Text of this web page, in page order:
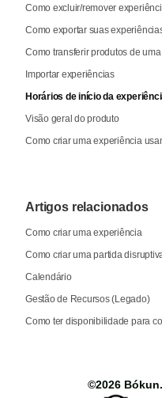
Como excluir/remover
Como exportar suas
Como transferir produtos de
Importar experiências
Horários de início da
Visão geral do produto
Como criar uma experiência
Artigos relacionados
Como criar uma experiência
Como criar uma partida
Calendário
Gestão de Recursos (Legado)
Como ter disponibilidade para
©2026 Bókun